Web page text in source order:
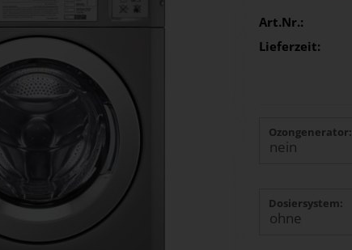
Art.Nr.:
Lieferzeit:
Ozongenerator:
Dosiersystem: